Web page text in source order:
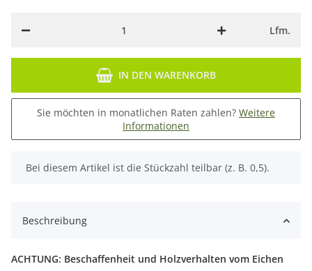
Lfm.
IN DEN WARENKORB
Sie möchten in monatlichen Raten zahlen? Weitere
Informationen
x
Bei diesem Artikel ist die Stückzahl teilbar (z. B. 0,5).
Beschreibung
ACHTUNG: Beschaffenheit und Holzverhalten vom Eichen